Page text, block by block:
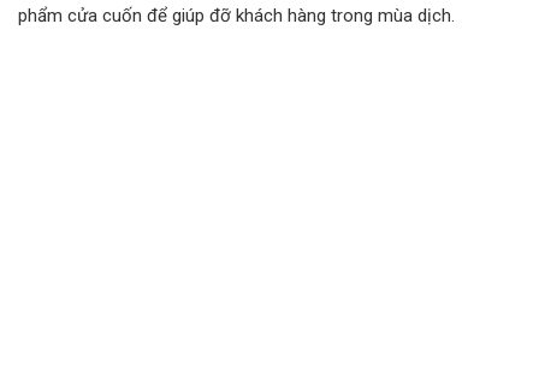
phẩm cửa cuốn để giúp đỡ khách hàng trong mùa dịch.